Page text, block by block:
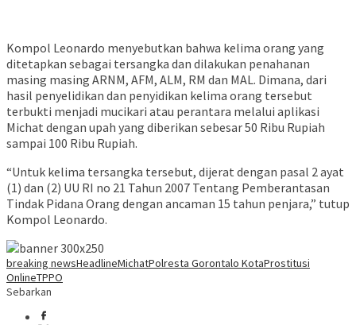
Kompol Leonardo menyebutkan bahwa kelima orang yang
ditetapkan sebagai tersangka dan dilakukan penahanan
masing masing ARNM, AFM, ALM, RM dan MAL. Dimana, dari
hasil penyelidikan dan penyidikan kelima orang tersebut
terbukti menjadi mucikari atau perantara melalui aplikasi
Michat dengan upah yang diberikan sebesar 50 Ribu Rupiah
sampai 100 Ribu Rupiah.
“Untuk kelima tersangka tersebut, dijerat dengan pasal 2 ayat
(1) dan (2) UU RI no 21 Tahun 2007 Tentang Pemberantasan
Tindak Pidana Orang dengan ancaman 15 tahun penjara,” tutup
Kompol Leonardo.
breaking newsHeadlineMichatPolresta Gorontalo KotaProstitusi
OnlineTPPO
Sebarkan